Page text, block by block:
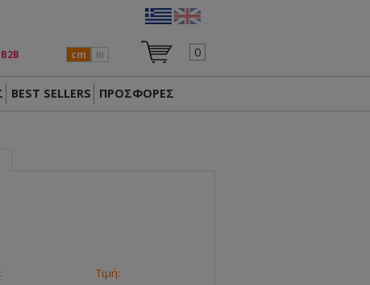
cm in 0
BEST SELLERS ΠΡΟΣΦΟΡΕΣ
Τιμή: